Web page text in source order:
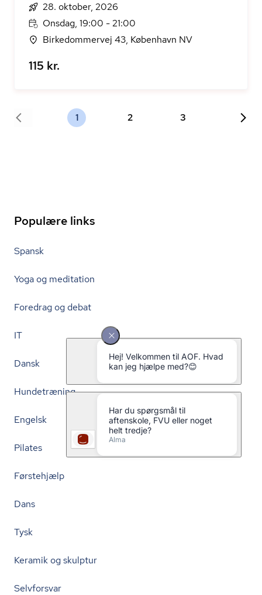
28. oktober, 2026
Onsdag, 19:00 - 21:00
Birkedommervej 43, København NV
115 kr.
1 2 3
Populære links
Spansk
Yoga og meditation
Foredrag og debat
IT
Dansk
Hundetræning
Engelsk
Pilates
Førstehjælp
Dans
Tysk
Keramik og skulptur
Selvforsvar